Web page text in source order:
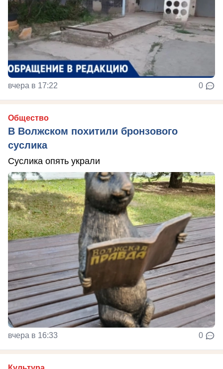
вчера в 17:22 0
Общество
В Волжском похитили бронзового
суслика
Суслика опять украли
вчера в 16:33 0